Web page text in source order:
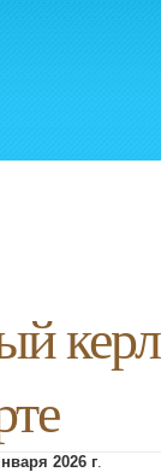
2026 г.